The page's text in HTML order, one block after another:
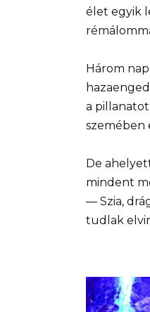
élet egyik
Három
a
szemében
De
mindent
— Szia,
tudlak